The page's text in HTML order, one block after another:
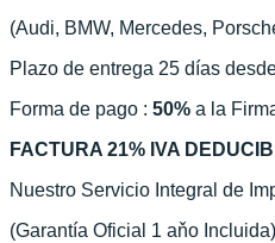
(Audi, BMW, Mercedes,
Plazo de entrega 25 días
Forma de pago : 50% a la
FACTURA 21% IVA
Nuestro Servicio Integral de
(Garantía Oficial 1 aňo Incluida)